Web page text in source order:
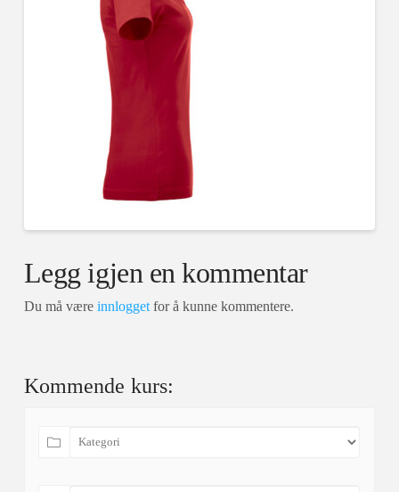
Legg igjen en kommentar
Du må være innloggetfor å kunne kommentere.
Kommende kurs: